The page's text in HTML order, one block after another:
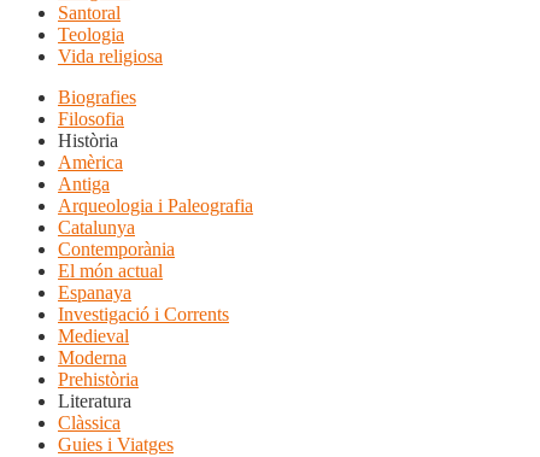
Santoral
Teologia
Vida religiosa
Biografies
Filosofia
Història
Amèrica
Antiga
Arqueologia i Paleografia
Catalunya
Contemporània
El món actual
Espanaya
Investigació i Corrents
Medieval
Moderna
Prehistòria
Literatura
Clàssica
Guies i Viatges